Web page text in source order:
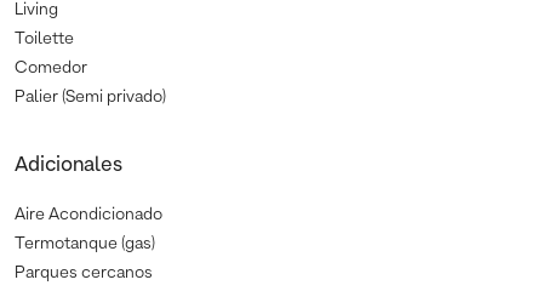
Living
Toilette
Comedor
Palier (Semi privado)
Adicionales
Aire Acondicionado
Termotanque (gas)
Parques cercanos